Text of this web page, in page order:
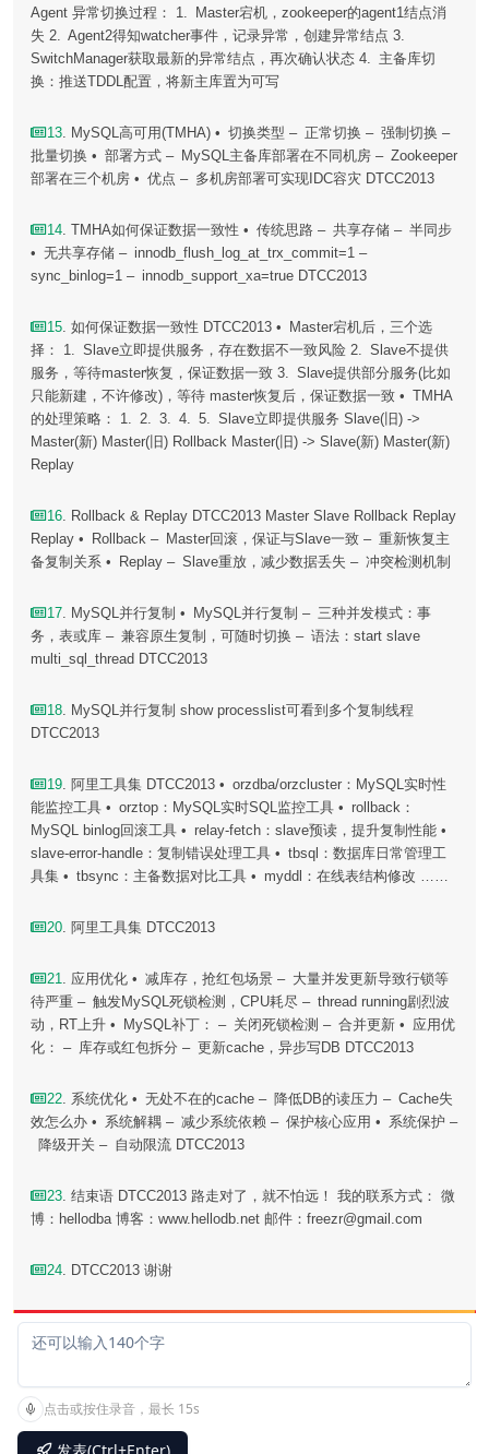
Agent 异常切换过程： 1. Master宕机，zookeeper的agent1结点消
失 2. Agent2得知watcher事件，记录异常，创建异常结点 3.
SwitchManager获取最新的异常结点，再次确认状态 4. 主备库切
换：推送TDDL配置，将新主库置为可写
13. MySQL高可用(TMHA) • 切换类型 – 正常切换 – 强制切换 –
批量切换 • 部署方式 – MySQL主备库部署在不同机房 – Zookeeper
部署在三个机房 • 优点 – 多机房部署可实现IDC容灾 DTCC2013
14. TMHA如何保证数据一致性 • 传统思路 – 共享存储 – 半同步
• 无共享存储 – innodb_flush_log_at_trx_commit=1 –
sync_binlog=1 – innodb_support_xa=true DTCC2013
15. 如何保证数据一致性 DTCC2013 • Master宕机后，三个选
择： 1. Slave立即提供服务，存在数据不一致风险 2. Slave不提供
服务，等待master恢复，保证数据一致 3. Slave提供部分服务(比如
只能新建，不许修改)，等待 master恢复后，保证数据一致 • TMHA
的处理策略： 1. 2. 3. 4. 5. Slave立即提供服务 Slave(旧) ->
Master(新) Master(旧) Rollback Master(旧) -> Slave(新) Master(新)
Replay
16. Rollback & Replay DTCC2013 Master Slave Rollback Replay
Replay • Rollback – Master回滚，保证与Slave一致 – 重新恢复主
备复制关系 • Replay – Slave重放，减少数据丢失 – 冲突检测机制
17. MySQL并行复制 • MySQL并行复制 – 三种并发模式：事
务，表或库 – 兼容原生复制，可随时切换 – 语法：start slave
multi_sql_thread DTCC2013
18. MySQL并行复制 show processlist可看到多个复制线程
DTCC2013
19. 阿里工具集 DTCC2013 • orzdba/orzcluster：MySQL实时性
能监控工具 • orztop：MySQL实时SQL监控工具 • rollback：
MySQL binlog回滚工具 • relay-fetch：slave预读，提升复制性能 •
slave-error-handle：复制错误处理工具 • tbsql：数据库日常管理工
具集 • tbsync：主备数据对比工具 • myddl：在线表结构修改 ……
20. 阿里工具集 DTCC2013
21. 应用优化 • 减库存，抢红包场景 – 大量并发更新导致行锁等
待严重 – 触发MySQL死锁检测，CPU耗尽 – thread running剧烈波
动，RT上升 • MySQL补丁： – 关闭死锁检测 – 合并更新 • 应用优
化： – 库存或红包拆分 – 更新cache，异步写DB DTCC2013
22. 系统优化 • 无处不在的cache – 降低DB的读压力 – Cache失
效怎么办 • 系统解耦 – 减少系统依赖 – 保护核心应用 • 系统保护 –
降级开关 – 自动限流 DTCC2013
23. 结束语 DTCC2013 路走对了，就不怕远！ 我的联系方式： 微
博：hellodba 博客：www.hellodb.net 邮件：freezr@gmail.com
24. DTCC2013 谢谢